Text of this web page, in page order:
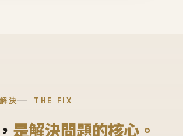
決 THE FIX
是解決問題的核心。